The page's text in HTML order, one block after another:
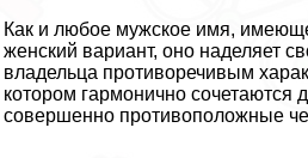
Как и любое мужское имя,
женский вариант, оно наделяет
владельца противоречивым
котором гармонично сочетаются
совершенно противоположные